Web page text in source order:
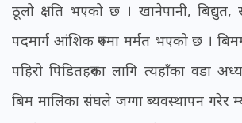
ठूलो क्षति भएको छ । खानेपानी,
पदमार्ग आंशिक रुपमा मर्मत भएको छ ।
पहिरो पिडितहरुका लागि त्यहाँका वडा
बिम मालिका संघले जग्गा ब्यवस्थापन गरेर